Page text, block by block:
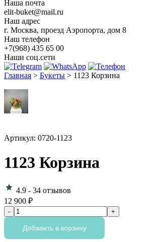
Наша почта
elit-buket@mail.ru
Наш адрес
г. Москва, проезд Аэропорта, дом 8
Наш телефон
+7(968) 435 65 00
Наши соц.сети
Главная > Букеты > 1123 Корзина
Артикул: 0720-1123
1123 Корзина
4.9 - 34 отзывов
12 900 ₽
Количество
товара
Корзина
- +
Добавить в корзину